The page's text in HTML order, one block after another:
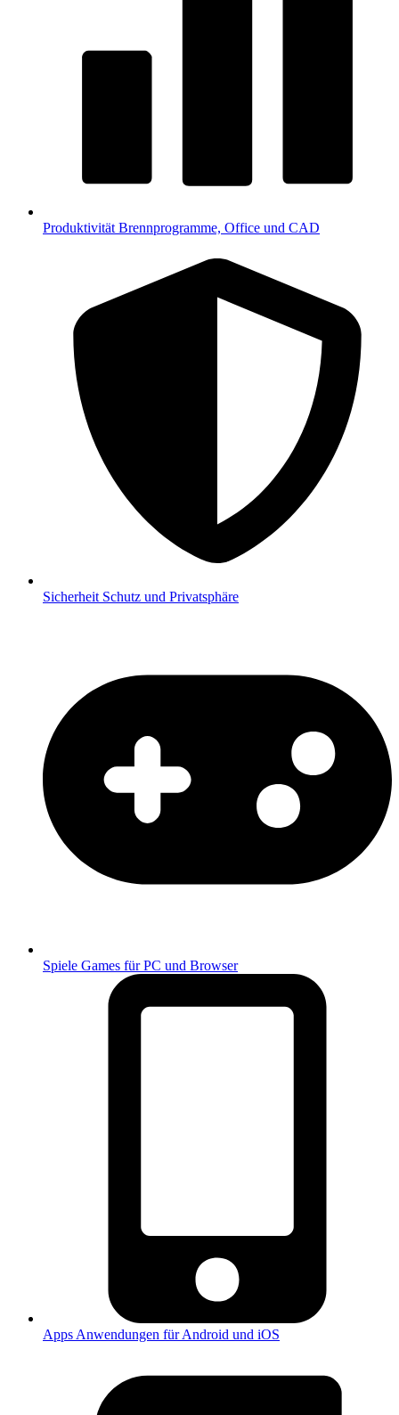
Produktivität Brennprogramme, Office und CAD
Sicherheit Schutz und Privatsphäre
Spiele Games für PC und Browser
Apps Anwendungen für Android und iOS